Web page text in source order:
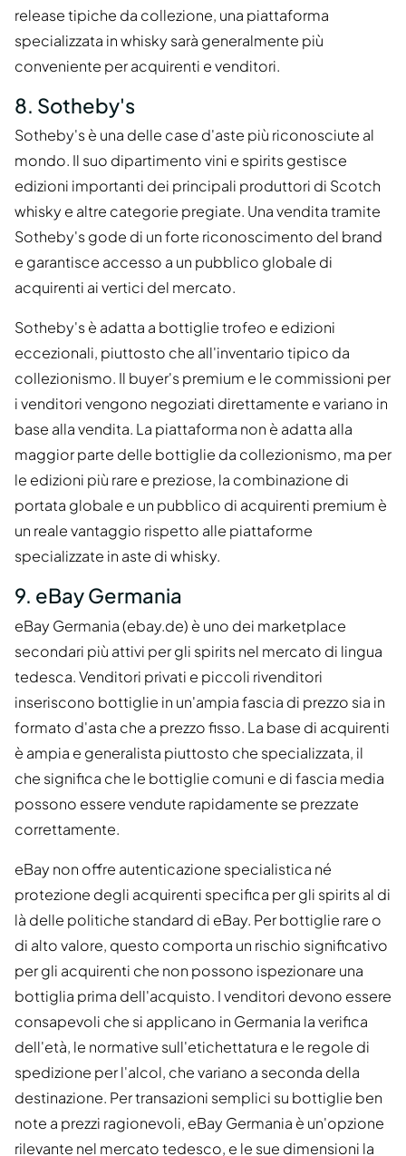
release tipiche da collezione, una piattaforma
specializzata in whisky sarà generalmente più
conveniente per acquirenti e venditori.
8. Sotheby's
Sotheby's è una delle case d'aste più riconosciute al
mondo. Il suo dipartimento vini e spirits gestisce
edizioni importanti dei principali produttori di Scotch
whisky e altre categorie pregiate. Una vendita tramite
Sotheby's gode di un forte riconoscimento del brand
e garantisce accesso a un pubblico globale di
acquirenti ai vertici del mercato.
Sotheby's è adatta a bottiglie trofeo e edizioni
eccezionali, piuttosto che all'inventario tipico da
collezionismo. Il buyer's premium e le commissioni per
i venditori vengono negoziati direttamente e variano in
base alla vendita. La piattaforma non è adatta alla
maggior parte delle bottiglie da collezionismo, ma per
le edizioni più rare e preziose, la combinazione di
portata globale e un pubblico di acquirenti premium è
un reale vantaggio rispetto alle piattaforme
specializzate in aste di whisky.
9. eBay Germania
eBay Germania (ebay.de) è uno dei marketplace
secondari più attivi per gli spirits nel mercato di lingua
tedesca. Venditori privati e piccoli rivenditori
inseriscono bottiglie in un'ampia fascia di prezzo sia in
formato d'asta che a prezzo fisso. La base di acquirenti
è ampia e generalista piuttosto che specializzata, il
che significa che le bottiglie comuni e di fascia media
possono essere vendute rapidamente se prezzate
correttamente.
eBay non offre autenticazione specialistica né
protezione degli acquirenti specifica per gli spirits al di
là delle politiche standard di eBay. Per bottiglie rare o
di alto valore, questo comporta un rischio significativo
per gli acquirenti che non possono ispezionare una
bottiglia prima dell'acquisto. I venditori devono essere
consapevoli che si applicano in Germania la verifica
dell'età, le normative sull'etichettatura e le regole di
spedizione per l'alcol, che variano a seconda della
destinazione. Per transazioni semplici su bottiglie ben
note a prezzi ragionevoli, eBay Germania è un'opzione
rilevante nel mercato tedesco, e le sue dimensioni la